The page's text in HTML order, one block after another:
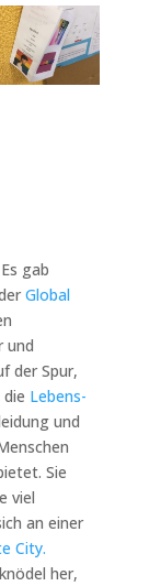
gab
Global
und
der Spur,
Lebens-
und
Sie
viel
an einer
City.
her,